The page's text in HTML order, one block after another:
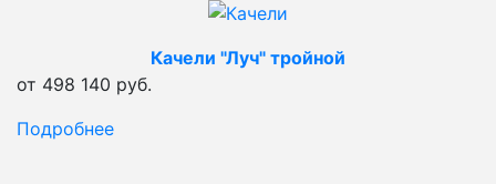
Качели "Луч" тройной
от 498 140 руб.
Подробнее